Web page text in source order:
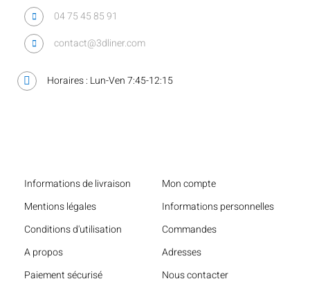
04 75 45 85 91
contact@3dliner.com
Horaires : Lun-Ven 7:45-12:15
Informations de livraison
Mentions légales
Conditions d'utilisation
A propos
Paiement sécurisé
Mon compte
Informations personnelles
Commandes
Adresses
Nous contacter